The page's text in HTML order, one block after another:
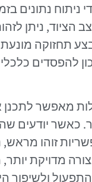
ניתוח נתונים
הציוד, ניתן
תחזוקה
להפסדים
מאפשר
כאשר יודעים
זוהו מראש,
מדויקת
התפעול ולשיפור